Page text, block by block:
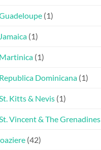
(1)
Jamaica (1)
Martinica (1)
Republica Dominicana (1)
Kitts & Nevis (1)
Vincent & The Grenadines
(42)